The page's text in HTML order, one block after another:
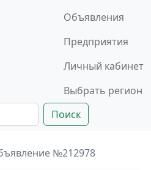
Объявления
Предприятия
Личный кабинет
Выбрать регион
Поиск
№212978